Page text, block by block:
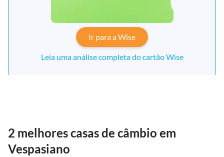
Ir para a Wise
Leia uma análise completa do cartão Wise
2 melhores casas de câmbio em
Vespasiano